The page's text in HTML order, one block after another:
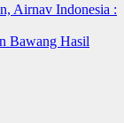
Airnav Indonesia :
Bawang Hasil